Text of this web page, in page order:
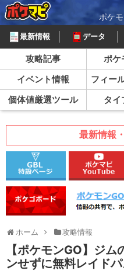
ポケ
最新情報 データ
攻略記事 ポケ
イベント情報
フィー
個体値厳選ツール
タイ
最新情報
ホーム 攻略情報
【ポケモンGO】ジ
ンせずに無料レイド